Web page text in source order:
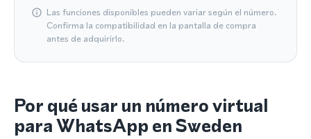
Las funciones disponibles pueden variar según el número.
Confirma la compatibilidad en la pantalla de compra
antes de adquirirlo.
Por qué usar un número virtual
para WhatsApp en Sweden